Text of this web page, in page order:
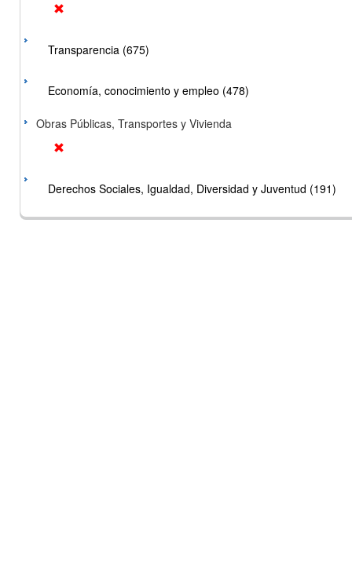
Transparencia (675)
Economía, conocimiento y empleo (478)
Obras Públicas, Transportes y Vivienda
Derechos Sociales, Igualdad, Diversidad y Juventud (191)